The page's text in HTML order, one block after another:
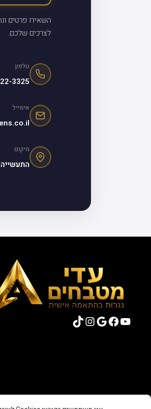
השאירו פרטים
לצרכים שלכם.
טלפון
3325
אימייל
מיקום
התעשייה 5, ראש העין
YouTube
Facebook
Google
Instagram
TikTok